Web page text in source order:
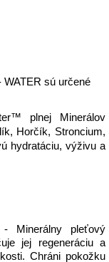
WATER sú určené
plnej Minerálov
Horčík, Stroncium,
hydratáciu, výživu a
Minerálny pleťový
jej regeneráciu a
Chráni pokožku